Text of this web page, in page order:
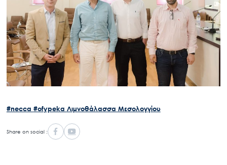
Search
for:
Νέα – Δημοσιότητα
#necca #ofypeka Λιμνοθάλασσα Μεσολογγίου
Share on social :